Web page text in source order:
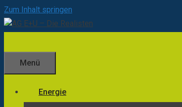
Zum Inhalt springen
Menü
Energie